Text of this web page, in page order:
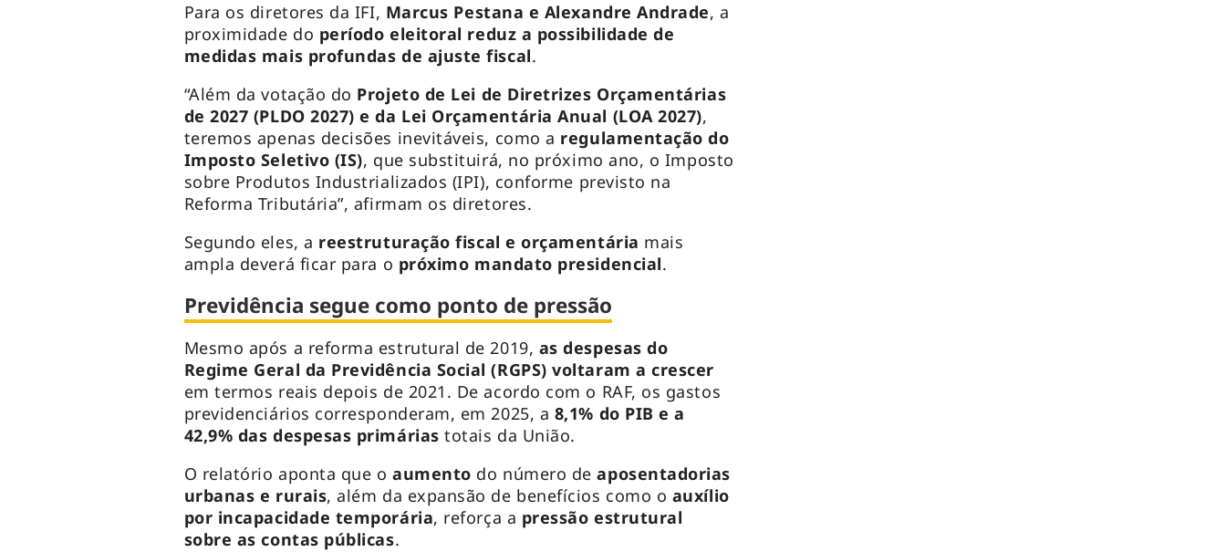
Para os diretores da IFI, Marcus Pestana e Alexandre Andrade, a
proximidade do período eleitoral reduz a possibilidade de
medidas mais profundas de ajuste fiscal.
“Além da votação do Projeto de Lei de Diretrizes Orçamentárias
de 2027 (PLDO 2027) e da Lei Orçamentária Anual (LOA 2027),
teremos apenas decisões inevitáveis, como a regulamentação do
Imposto Seletivo (IS), que substituirá, no próximo ano, o Imposto
sobre Produtos Industrializados (IPI), conforme previsto na
Reforma Tributária”, afirmam os diretores.
Segundo eles, a reestruturação fiscal e orçamentária mais
ampla deverá ficar para o próximo mandato presidencial.
Previdência segue como ponto de pressão
Mesmo após a reforma estrutural de 2019, as despesas do
Regime Geral da Previdência Social (RGPS) voltaram a crescer
em termos reais depois de 2021. De acordo com o RAF, os gastos
previdenciários corresponderam, em 2025, a 8,1% do PIB e a
42,9% das despesas primárias totais da União.
O relatório aponta que oaumento do número de aposentadorias
urbanas e rurais, além da expansão de benefícios como o auxílio
por incapacidade temporária, reforça a pressão estrutural
sobre as contas públicas.